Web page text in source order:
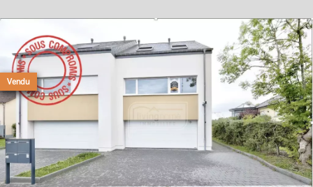
Vendu